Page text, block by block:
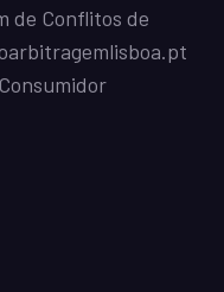
de Conflitos de